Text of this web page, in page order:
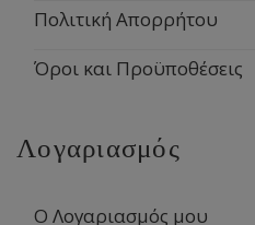
Πολιτική Απορρήτου
Όροι και Προϋποθέσεις
Λογαριασμός
Ο Λογαριασμός μου